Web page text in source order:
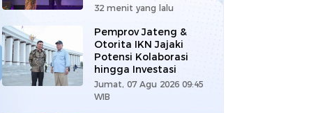
32 menit yang lalu
Pemprov Jateng &
Otorita IKN Jajaki
Potensi Kolaborasi
hingga Investasi
Jumat, 07 Agu 2026 09:45
WIB